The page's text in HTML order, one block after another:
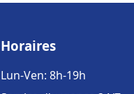
Horaires
Lun-Ven: 8h-19h